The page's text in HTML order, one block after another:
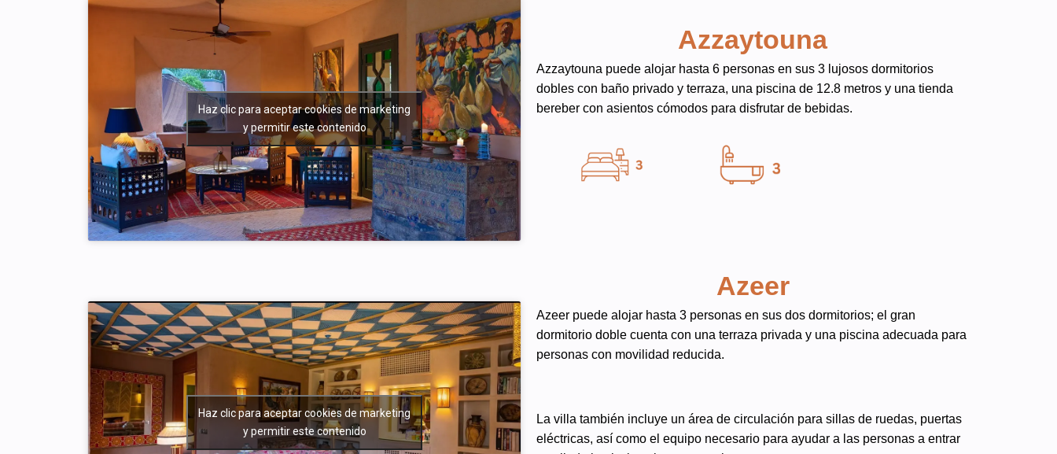
Haz clic para aceptar cookies de marketing
y permitir este contenido
Azzaytouna
Azzaytouna puede alojar hasta 6 personas en sus 3 lujosos dormitorios
dobles con baño privado y terraza, una piscina de 12.8 metros y una tienda
bereber con asientos cómodos para disfrutar de bebidas.
Haz clic para aceptar cookies de marketing
y permitir este contenido
Azeer
Azeer puede alojar hasta 3 personas en sus dos dormitorios; el gran
dormitorio doble cuenta con una terraza privada y una piscina adecuada para
personas con movilidad reducida.
La villa también incluye un área de circulación para sillas de ruedas, puertas
eléctricas, así como el equipo necesario para ayudar a las personas a entrar